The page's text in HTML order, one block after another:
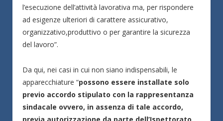
l’esecuzione dell’attività lavorativa ma, per rispondere
ad esigenze ulteriori di carattere assicurativo,
organizzativo,produttivo o per garantire la sicurezza
del lavoro”.
Da qui, nei casi in cui non siano indispensabili, le
apparecchiature “possono essere installate solo
previo accordo stipulato con la rappresentanza
sindacale ovvero, in assenza di tale accordo,